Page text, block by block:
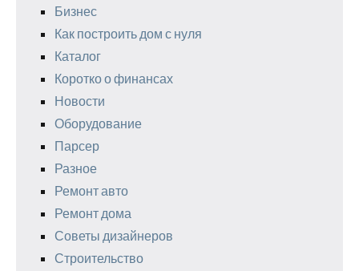
Бизнес
Как построить дом с нуля
Каталог
Коротко о финансах
Новости
Оборудование
Парсер
Разное
Ремонт авто
Ремонт дома
Советы дизайнеров
Строительство